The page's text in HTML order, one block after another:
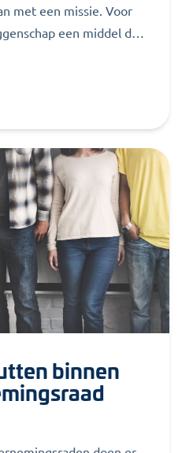
met een missie. Voor
een middel dat
binnen